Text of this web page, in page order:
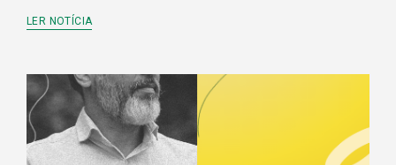
LER NOTÍCIA